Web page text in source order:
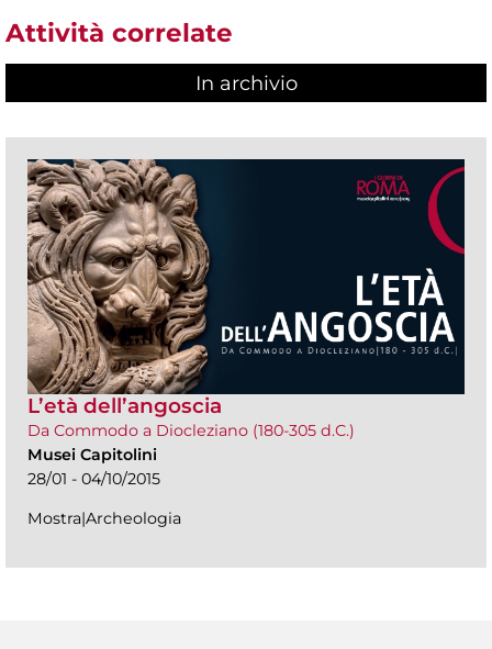
Attività correlate
In archivio
L’età dell’angoscia
Da Commodo a Diocleziano (180-305 d.C.)
Musei Capitolini
28/01 - 04/10/2015
Mostra|Archeologia